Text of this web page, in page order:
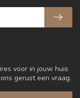
voor in jouw huis
gerust een vraag.